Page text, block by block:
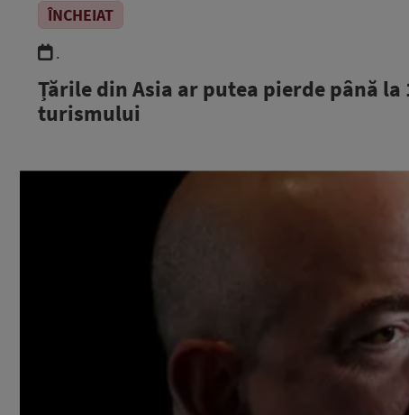
ÎNCHEIAT
.
Țările din Asia ar putea pierde până
turismului